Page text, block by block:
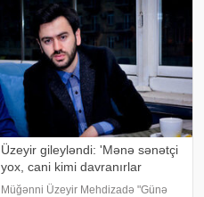
Üzeyir gileyləndi: 'Mənə sənətçi
yox, cani kimi davranırlar
Müğənni Üzeyir Mehdizadə "Günə